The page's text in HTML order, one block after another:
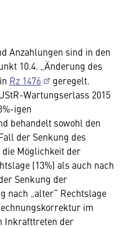
Anzahlungen sind in den
10.4. „Änderung des
Rz 1476
geregelt.
Wartungserlass 2015
igen
behandelt sowohl den
der Senkung des
die Möglichkeit der
(13%) als auch nach
Senkung der
nach „alter“ Rechtslage
im
Inkrafttreten der